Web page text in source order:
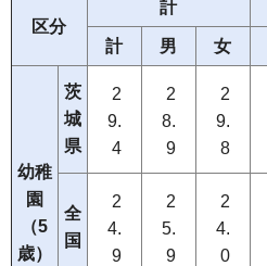
区分
計
計 男 女
幼稚
園
（5
歳）
茨
城
県
2
9.
4
2
8.
9
2
9.
8
全
国
2
4.
9
2
5.
9
2
4.
0